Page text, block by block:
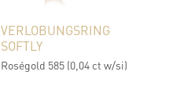
VERLOBUNGSRING
SOFTLY
Roségold 585 (0,04 ct w/si)